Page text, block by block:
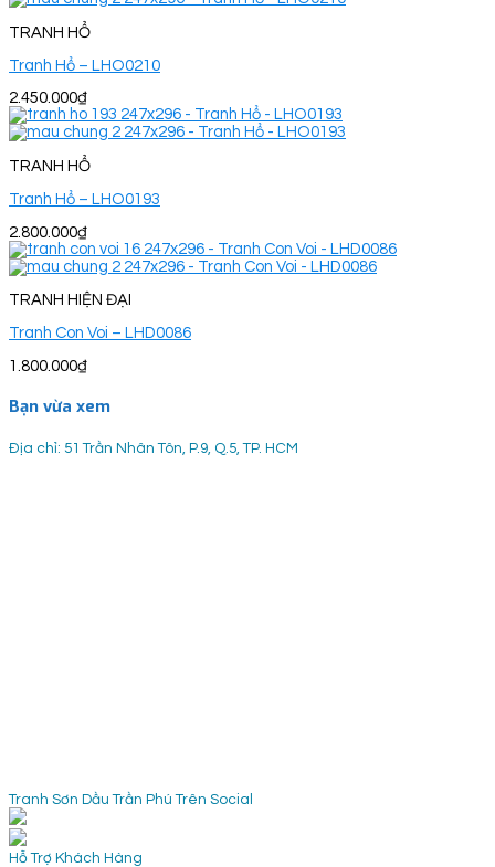
TRANH HỔ
Tranh Hổ – LHO0210
2.450.000₫
TRANH HỔ
Tranh Hổ – LHO0193
2.800.000₫
TRANH HIỆN ĐẠI
Tranh Con Voi – LHD0086
1.800.000₫
Bạn vừa xem
Địa chỉ: 51 Trần Nhân Tôn, P.9, Q.5, TP. HCM
Tranh Sơn Dầu Trần Phú Trên Social
Hỗ Trợ Khách Hàng